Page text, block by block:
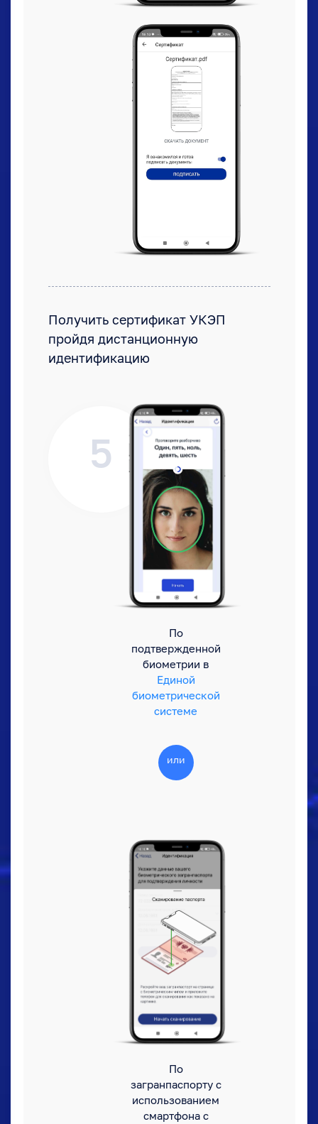
Получить сертификат УКЭП
пройдя дистанционную
идентификацию
5
По
подтвержденной
биометрии в
Единой
биометрической
системе
или
По
загранпаспорту с
использованием
смартфона с